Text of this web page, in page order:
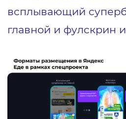
всплывающий
главной и фулскрин